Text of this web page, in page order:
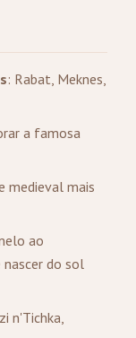
: Rabat, Meknes,
a famosa
medieval mais
ao
do sol
n'Tichka,